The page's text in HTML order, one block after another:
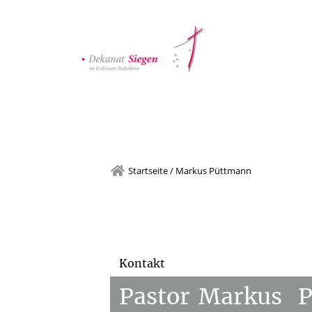
Startseite/ Markus Püttmann
Kontakt
Pastor Markus